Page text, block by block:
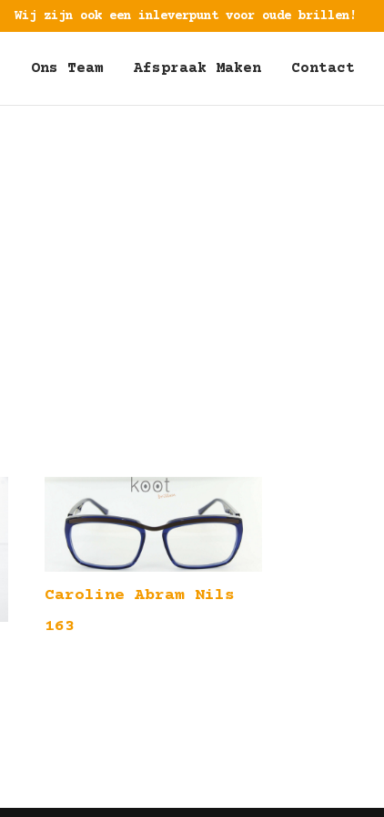
Wij zijn ook een inleverpunt voor oude brillen!
Ons Team Afspraak Maken Contact
Caroline Abram Nils
163